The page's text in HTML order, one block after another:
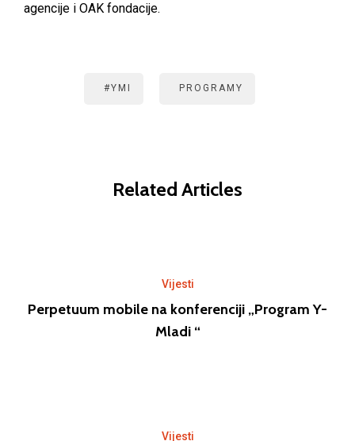
agencije i OAK fondacije.
#YMI PROGRAMY
Related Articles
Vijesti
Perpetuum mobile na konferenciji „Program Y-
Mladi “
Vijesti